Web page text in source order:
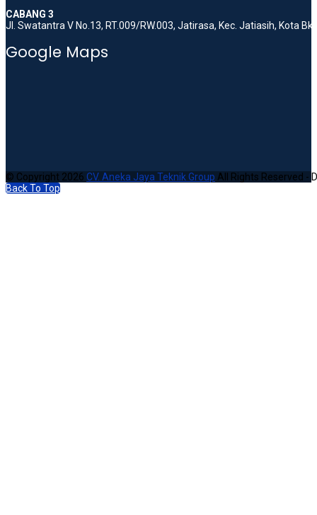
CABANG 3
Jl. Swatantra V No.13, RT.009/RW.003, Jatirasa, Kec. Jatiasih, Kota
Google Maps
© Copyright 2026 CV. Aneka Jaya Teknik Group All Rights Reserved -
Back To Top